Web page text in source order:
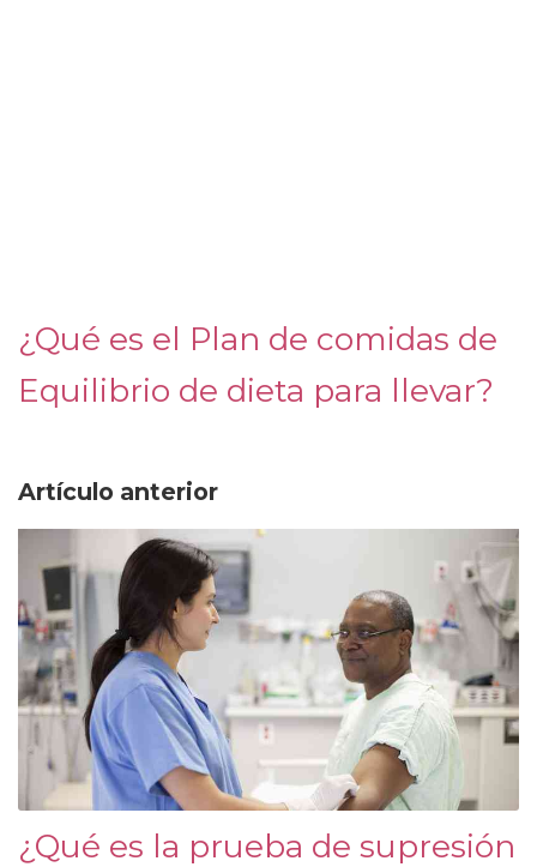
¿Qué es el Plan de comidas de
Equilibrio de dieta para llevar?
Artículo anterior
¿Qué es la prueba de supresión